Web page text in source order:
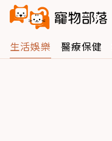
生活娛樂 醫療保健